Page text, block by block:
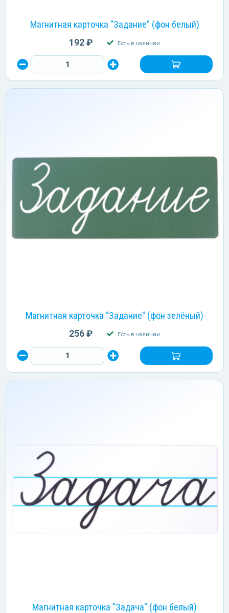
Магнитная карточка "Задание" (фон белый)
192 ₽ Есть в наличии
Магнитная карточка "Задание" (фон зелёный)
256 ₽ Есть в наличии
Магнитная карточка "Задача" (фон белый)